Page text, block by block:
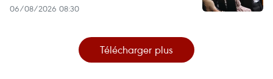
06/08/2026 08:30
Télécharger plus